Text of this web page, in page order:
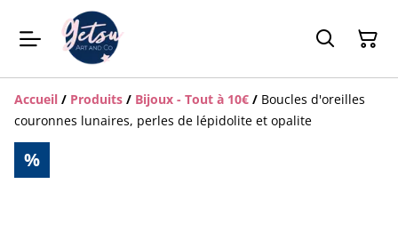
Accueil / Produits / Bijoux - Tout à 10€ / Boucles d'oreilles
couronnes lunaires, perles de lépidolite et opalite
%